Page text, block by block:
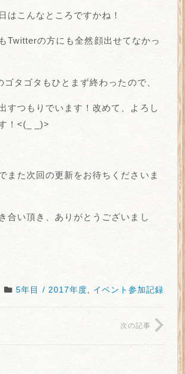
はこんなところですかね！
Twitterの方にも全然顔出せてなかっ
ゴタゴタもひとまず終わったので、
すつもりでいます！改めて、よろし
！<(_ _)>
また次回の更新をお待ちくださいま
合い頂き、ありがとうございまし
5年目 / 2017年度 イベント参加記録
次の記事